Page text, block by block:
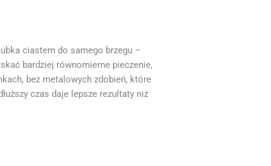
ciastem do samego brzegu –
bardziej równomierne pieczenie,
bez metalowych zdobień, które
czas daje lepsze rezultaty niż